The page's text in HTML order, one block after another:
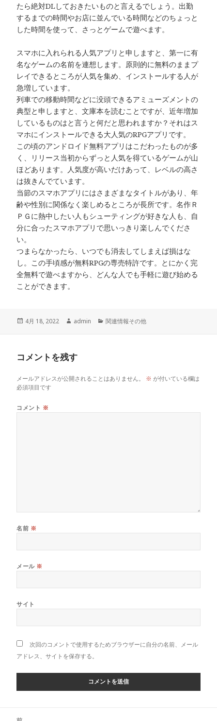
たら絶対DLしておきたいものと言えるでしょう。出勤
するまでの時間やお店に並んでいる時間などのちょっと
した時間を使って、さっとゲームで遊べます。
スマホに入れられる人気アプリと申しますと、第一に有
名なゲームの名前を連想します。原則的に無料のままプ
レイできるところが人気を集め、インストールする人が
急増しています。
列車での移動時間などに没頭できるアミューズメントの
典型と申しますと、文庫本を読むことですが、近年増加
しているものはと言うと何だと思われますか？それはス
マホにインストールできる大人気のRPGアプリです。
この頃のアンドロイド無料アプリはこだわったものが多
く、リリース当初からずっと人気を得ているゲームが山
ほどあります。人気度が高いだけあって、レベルの高さ
は抜きんでています。
当節のスマホアプリにはさまざまなタイトルがあり、年
齢や性別に関係なく楽しめるところが長所です。名作Ｒ
ＰＧに熱中したい人もシューティングが好きな人も、自
分に合ったスマホアプリで思いっきり楽しんでくださ
い。
つまらなかったら、いつでも消去してしまえば損はな
し。この手頃感が無料RPGの専売特許です。とにかく完
全無料で遊べますから、どんな人でも手軽に遊び始める
ことができます。
投
4月 18, 2022
作
admin
カ
関連情報その他
コメントを残す
メールアドレスが公開されることはありません。 ※ が付いている欄は
必須項目です
コメント ※
名前 ※
メール ※
サイト
次回のコメントで使用するためブラウザーに自分の名前、メール
アドレス、サイトを保存する。